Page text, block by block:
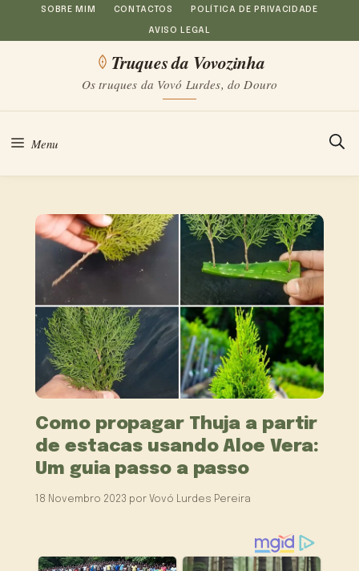
Saltar
para
conteúdo
SOBRE MIM CONTACTOS POLÍTICA DE PRIVACIDADE
AVISO LEGAL
Truques da Vovozinha
Os truques da Vovó Lurdes, do Douro
Menu
Como propagar Thuja a partir
de estacas usando Aloe Vera:
Um guia passo a passo
18 Novembro 2023 por Vovó Lurdes Pereira